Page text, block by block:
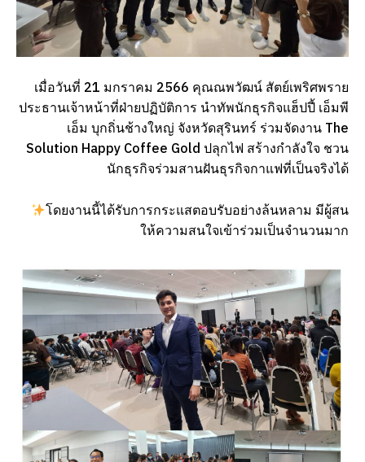
เมื่อวันที่ 21 มกราคม 2566 คุณณพวัฒน์ สัตย์เพริศพราย
ประธานเจ้าหน้าที่ฝ่ายปฏิบัติการ นำทัพนักธุรกิจแฮ็ปปี้ เอ็มพี
เอ็ม บุกถิ่นช้างใหญ่ จังหวัดสุรินทร์ ร่วมจัดงาน The
Solution Happy Coffee Gold ปลุกไฟ สร้างกำลังใจ ชวน
นักธุรกิจร่วมสานฝันธุรกิจกาแฟที่เป็นจริงได้
โดยงานนี้ได้รับการกระแสตอบรับอย่างล้นหลาม มีผู้สน
ให้ความสนใจเข้าร่วมเป็นจำนวนมาก